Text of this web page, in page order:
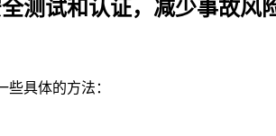
测试和认证，减少事故风
具体的方法：